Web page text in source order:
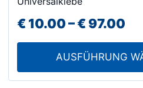
€10.00–€97.00
€
€
AUSFÜHRUNG
Varianten
auf.
Optionen